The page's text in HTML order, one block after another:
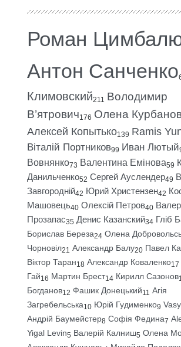
Роман
Антон Санченко
Климовский211 Володимир
В’ятрович176 Олена
Алексей Копытько139 Ramis
Віталій Портников99 Иван Лютый
Вовнянко73 Валентина Емінова59
Данильченко52 Сергей Ауслендер49
Завгородній42 Юрий Христензен42
Машовець40 Олексій Петров40
Прозапас35 Денис Казанский34 Гліб
Борислав Береза24 Олена
Чорновіл21 Александр Балу20 Павел
Віктор Таран18 Александр Коваленко17
Гай16 Мартин Брест14 Кирилл Сазонов
Богданов12 Фашик Донецький11 Агія
Загребельська10 Юрій Гудименко9
Андрій Баумейстер8 Софія Федина7
Yigal Levin5 Валерій Калниш5 Олена